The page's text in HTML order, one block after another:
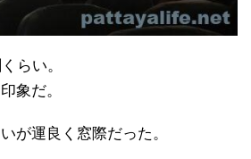
らい。
象だ。
が運良く窓際だった。